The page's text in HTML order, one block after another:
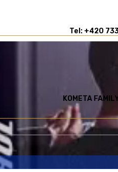
Tel: +420
KOMETA